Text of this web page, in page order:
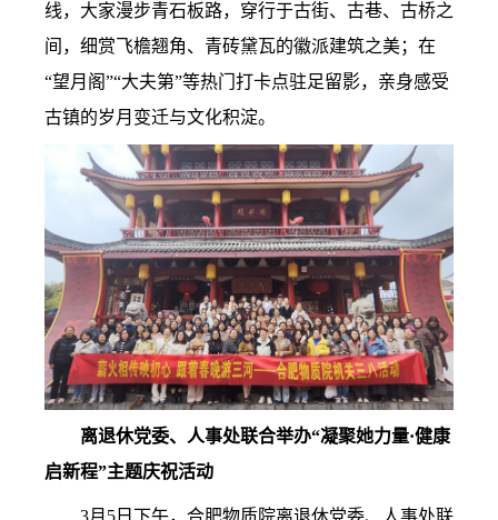
线，大家漫步青石板路，穿行于古街、古巷、古桥之
间，细赏飞檐翘角、青砖黛瓦的徽派建筑之美；在
“望月阁”“大夫第”等热门打卡点驻足留影，亲身感受
古镇的岁月变迁与文化积淀。
离退休党委、人事处联合举办“凝聚她力量·健康
启新程”主题庆祝活动